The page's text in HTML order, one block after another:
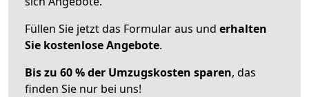
Füllen Sie jetzt das Formular aus und erhalten
Sie kostenlose Angebote.
Bis zu 60 % der Umzugskosten sparen, das
finden Sie nur bei uns!